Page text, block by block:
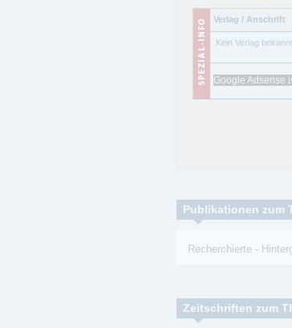
Verlag / Anschrift
.Kein Verlag bekannt
Google Adsense
Publikationen zum
Recherchierte -